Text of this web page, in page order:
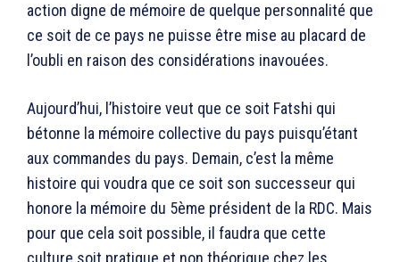
action digne de mémoire de quelque personnalité que
ce soit de ce pays ne puisse être mise au placard de
l’oubli en raison des considérations inavouées.
Aujourd’hui, l’histoire veut que ce soit Fatshi qui
bétonne la mémoire collective du pays puisqu’étant
aux commandes du pays. Demain, c’est la même
histoire qui voudra que ce soit son successeur qui
honore la mémoire du 5ème président de la RDC. Mais
pour que cela soit possible, il faudra que cette
culture soit pratique et non théorique chez les